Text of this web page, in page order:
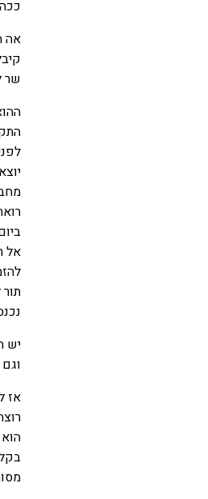
ככה
אה
שר
אל
יש
אז